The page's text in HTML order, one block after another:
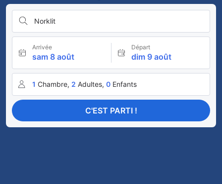
Norklit
Arrivée
sam 8 août
Départ
dim 9 août
1 Chambre, 2 Adultes, 0 Enfants
C'EST PARTI !